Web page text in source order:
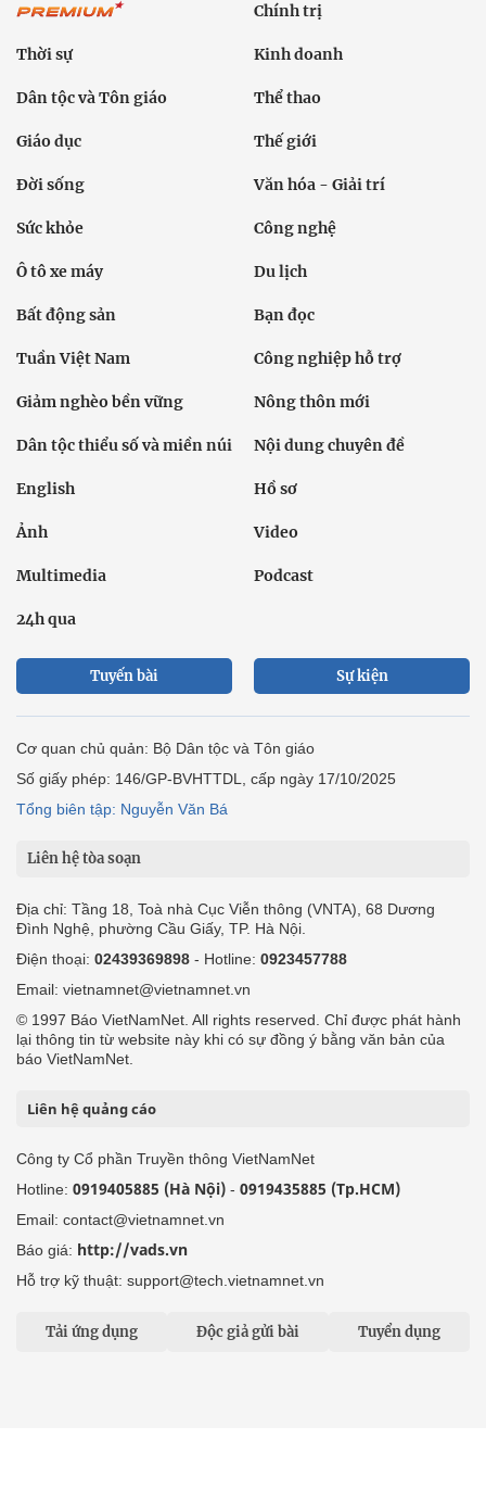
Chính trị
Thời sự Kinh doanh
Dân tộc và Tôn giáo Thể thao
Giáo dục Thế giới
Đời sống Văn hóa - Giải trí
Sức khỏe Công nghệ
Ô tô xe máy Du lịch
Bất động sản Bạn đọc
Tuần Việt Nam Công nghiệp hỗ trợ
Giảm nghèo bền vững Nông thôn mới
Dân tộc thiểu số và miền núi Nội dung chuyên đề
English Hồ sơ
Ảnh Video
Multimedia Podcast
24h qua
Tuyến bài Sự kiện
Cơ quan chủ quản: Bộ Dân tộc và Tôn giáo
Số giấy phép: 146/GP-BVHTTDL, cấp ngày 17/10/2025
Tổng biên tập: Nguyễn Văn Bá
Liên hệ tòa soạn
Địa chỉ: Tầng 18, Toà nhà Cục Viễn thông (VNTA), 68 Dương
Đình Nghệ, phường Cầu Giấy, TP. Hà Nội.
Điện thoại: 02439369898 - Hotline: 0923457788
Email: vietnamnet@vietnamnet.vn
© 1997 Báo VietNamNet. All rights reserved. Chỉ được phát hành
lại thông tin từ website này khi có sự đồng ý bằng văn bản của
báo VietNamNet.
Liên hệ quảng cáo
Công ty Cổ phần Truyền thông VietNamNet
Hotline: 0919405885 (Hà Nội) - 0919435885 (Tp.HCM)
Email: contact@vietnamnet.vn
Báo giá: http://vads.vn
Hỗ trợ kỹ thuật: support@tech.vietnamnet.vn
Tải ứng dụng Độc giả gửi bài Tuyển dụng